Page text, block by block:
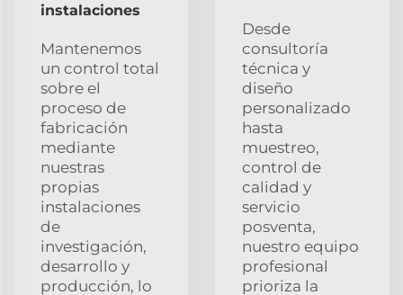
instalaciones
Mantenemos
un control total
sobre el
proceso de
fabricación
mediante
nuestras
propias
instalaciones
de
investigación,
desarrollo y
producción, lo
Desde
consultoría
técnica y
diseño
personalizado
hasta
muestreo,
control de
calidad y
servicio
posventa,
nuestro equipo
profesional
prioriza la